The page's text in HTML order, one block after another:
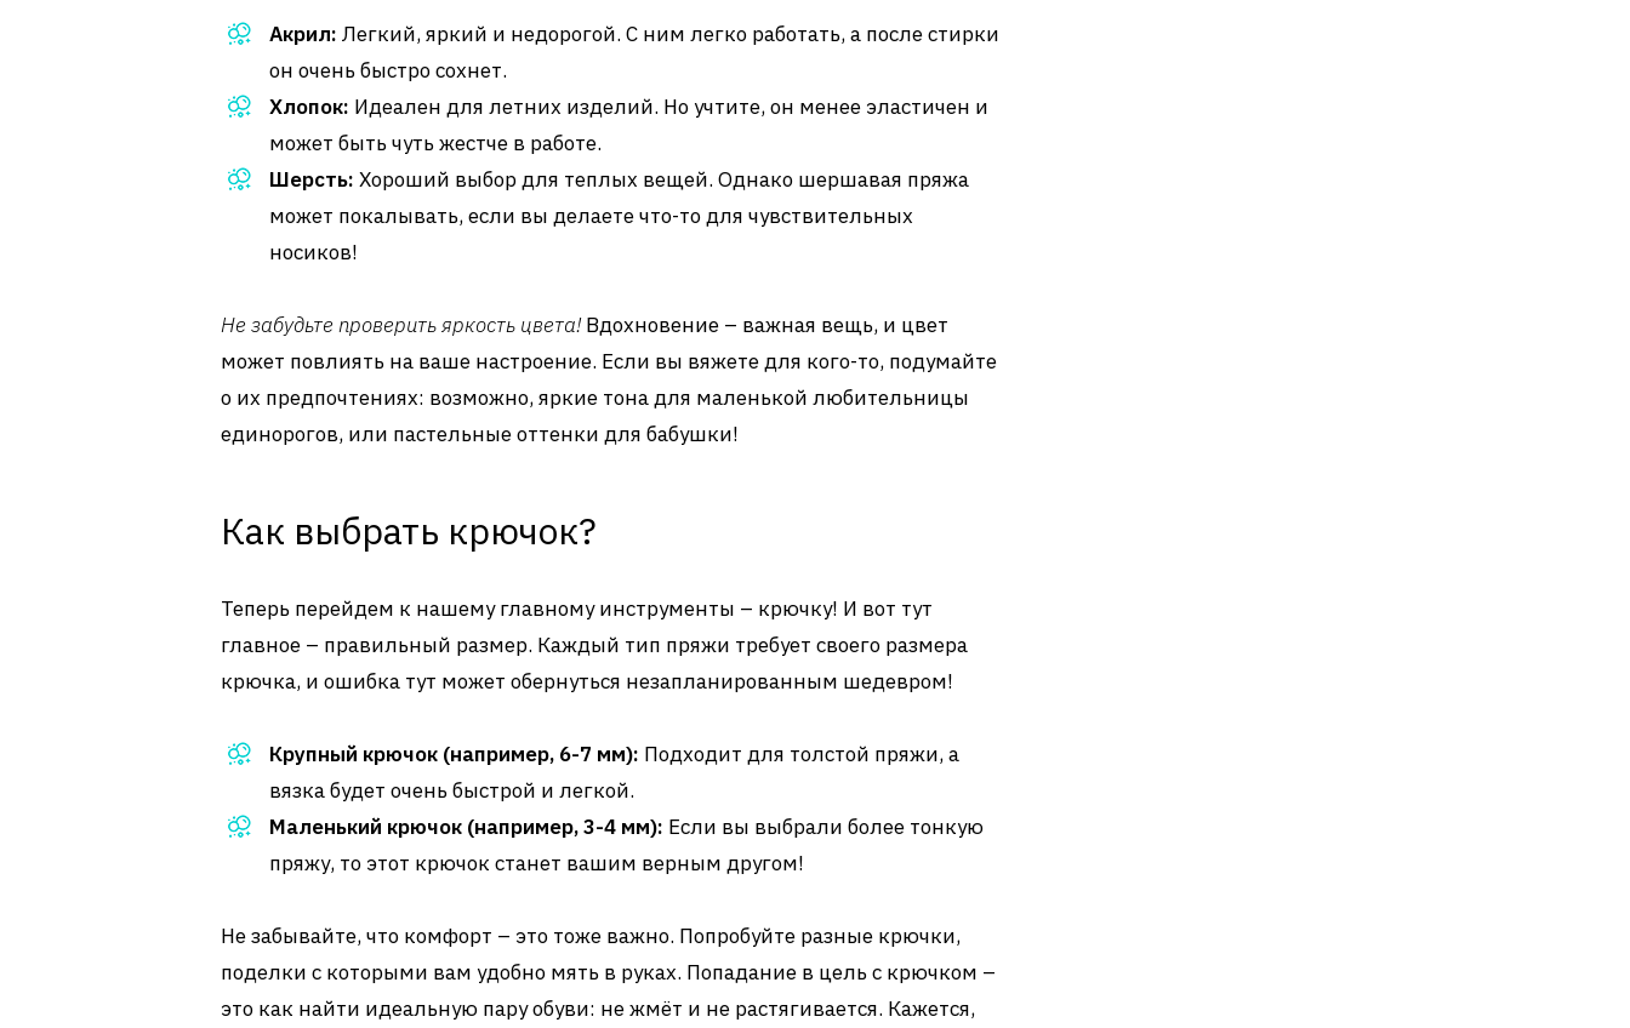
Акрил: Легкий, яркий и недорогой. С ним легко работать, а после стирки
он очень быстро сохнет.
Хлопок: Идеален для летних изделий. Но учтите, он менее эластичен и
может быть чуть жестче в работе.
Шерсть: Хороший выбор для теплых вещей. Однако шершавая пряжа
может покалывать, если вы делаете что-то для чувствительных
носиков!
Не забудьте проверить яркость цвета!Вдохновение – важная вещь, и цвет
может повлиять на ваше настроение. Если вы вяжете для кого-то, подумайте
о их предпочтениях: возможно, яркие тона для маленькой любительницы
единорогов, или пастельные оттенки для бабушки!
Как выбрать крючок?
Теперь перейдем к нашему главному инструменты – крючку! И вот тут
главное – правильный размер. Каждый тип пряжи требует своего размера
крючка, и ошибка тут может обернуться незапланированным шедевром!
Крупный крючок (например, 6-7 мм): Подходит для толстой пряжи, а
вязка будет очень быстрой и легкой.
Маленький крючок (например, 3-4 мм): Если вы выбрали более тонкую
пряжу, то этот крючок станет вашим верным другом!
Не забывайте, что комфорт – это тоже важно. Попробуйте разные крючки,
поделки с которыми вам удобно мять в руках. Попадание в цель с крючком –
это как найти идеальную пару обуви: не жмёт и не растягивается. Кажется,